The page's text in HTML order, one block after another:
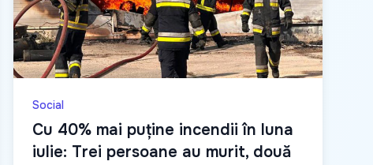
Social
Cu 40% mai puține incendii în luna
iulie: Trei persoane au murit, două